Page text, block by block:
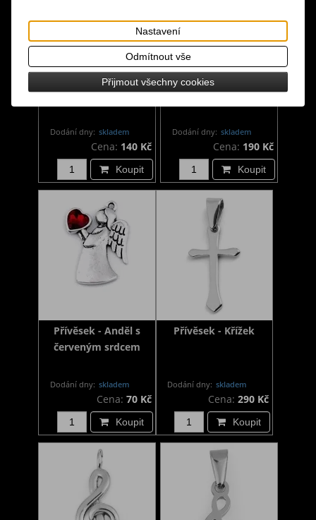
Přívěsek - Triquetra
velká
Dodání dny: skladem
Cena: 140 Kč
Koupit
Přívěsek - Medailónek
kniha
Dodání dny: skladem
Cena: 190 Kč
Koupit
Přívěsek - Anděl s
červeným srdcem
Dodání dny: skladem
Cena: 70 Kč
Koupit
Přívěsek - Křížek
Dodání dny: skladem
Cena:290 Kč
Koupit
Nastavení
Odmítnout vše
Přijmout všechny cookies